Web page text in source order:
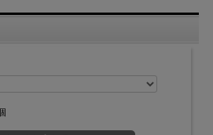
(壁に沿って倒した状態の正面からの寸法)